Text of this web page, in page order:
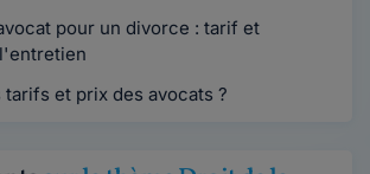
pour un divorce : tarif et
tarifs et prix des avocats ?